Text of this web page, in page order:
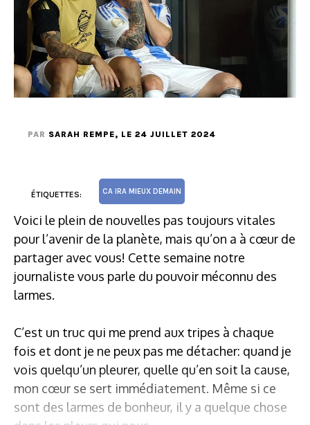
PAR SARAH REMPE, LE 24 JUILLET 2024
ÉTIQUETTES: CA IRA MIEUX DEMAIN
Voici le plein de nouvelles pas toujours vitales
pour l’avenir de la planète, mais qu’on a à cœur de
partager avec vous! Cette semaine notre
journaliste vous parle du pouvoir méconnu des
larmes.
C’est un truc qui me prend aux tripes à chaque
fois et dont je ne peux pas me détacher: quand je
vois quelqu’un pleurer, quelle qu’en soit la cause,
mon cœur se sert immédiatement. Même si ce
sont des larmes de bonheur, il y a quelque chose